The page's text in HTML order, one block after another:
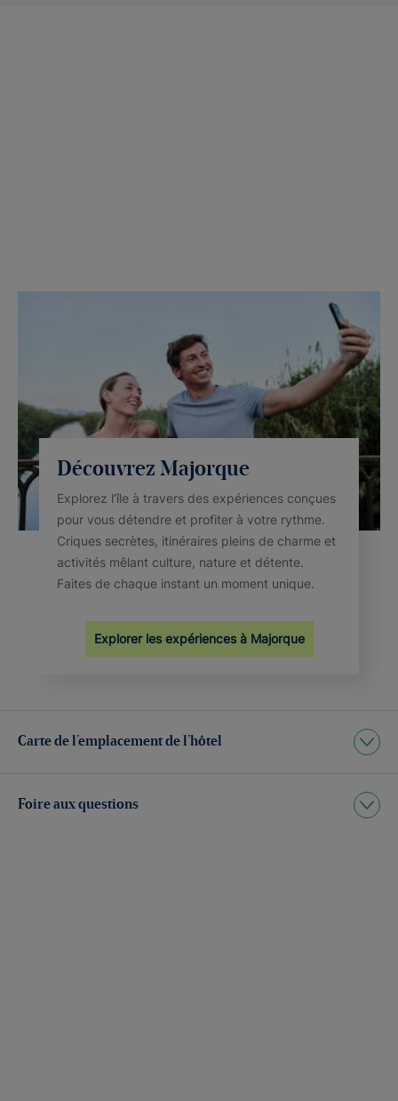
Découvrez Majorque
Explorez l’île à travers des expériences conçues
pour vous détendre et profiter à votre rythme.
Criques secrètes, itinéraires pleins de charme et
activités mêlant culture, nature et détente.
Faites de chaque instant un moment unique.
Explorer les expériences à Majorque
Carte de l’emplacement de l’hôtel
Foire aux questions